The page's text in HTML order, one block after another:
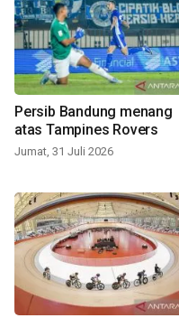
Persib Bandung menang
atas Tampines Rovers
Jumat, 31 Juli 2026